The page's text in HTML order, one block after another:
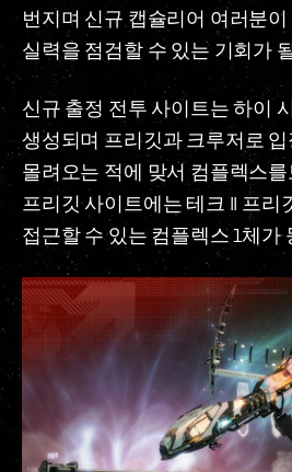
번지며 신규 캡슐리어 여러분
실력을 점검할 수 있는 기회가
신규 출정 전투 사이트는 하이
생성되며 프리깃과 크루저로
몰려오는 적에 맞서 컴플렉스
프리깃 사이트에는 테크 II 프리
접근할 수 있는 컴플렉스 1체가